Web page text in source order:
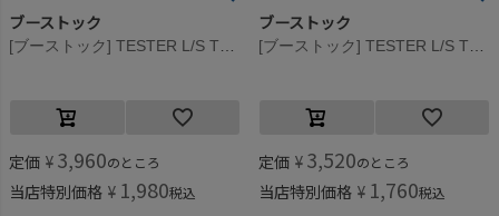
ブーストック
定価 ¥ 3,960のところ
当店特別価格 ¥ 1,980税込
ブーストック
定価 ¥ 3,520のところ
当店特別価格 ¥ 1,760税込